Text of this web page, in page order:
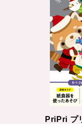
PriPri プ